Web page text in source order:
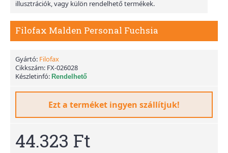
illusztrációk, vagy külön rendelhető termékek.
Filofax Malden Personal Fuchsia
Gyártó: Filofax
Cikkszám: FX-026028
Készletinfó: Rendelhető
Ezt a terméket ingyen szállítjuk!
44.323 Ft